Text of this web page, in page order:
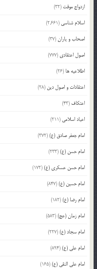
ازدواج موقت (32)
اسلام شناسی (2,661)
اصحاب و یاران(37)
اصول اعتقادی (777)
اطلاعیه ها (26)
اعتقادات و اصول دین (28)
اعتکاف (43)
اعیاد اسلامی (211)
امام جعفر صادق (ع)(372)
امام حسن (ع)(233)
امام حسن عسکری (ع)(172)
امام حسین (ع)(847)
امام رضا (ع)(182)
امام زمان (عج)(583)
امام سجاد (ع)(227)
امام علی (ع)(894)
امام علی النقی (ع)(165)